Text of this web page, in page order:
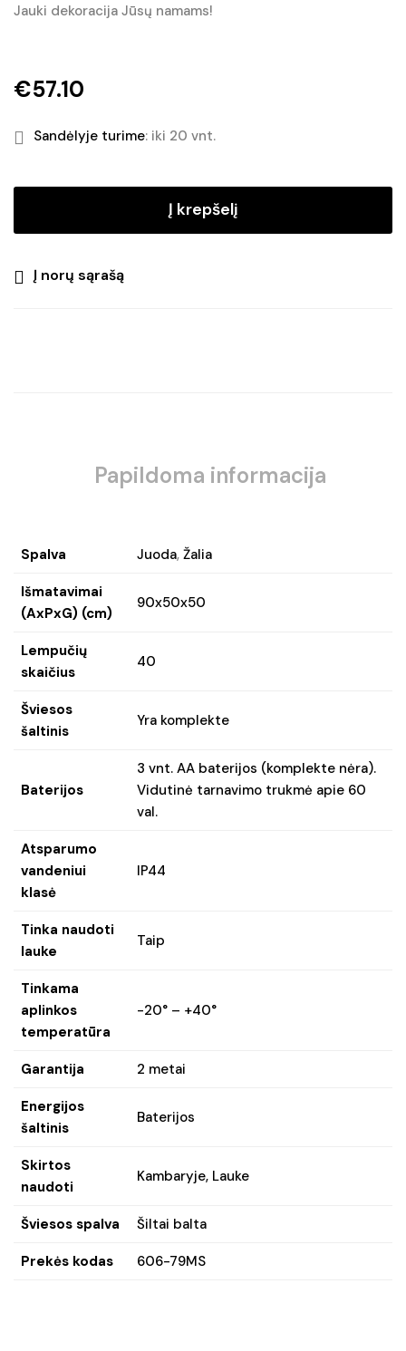
Jauki dekoracija Jūsų namams!
€57.10
Sandėlyje turime: iki 20 vnt.
Į krepšelį
Į norų sąrašą
Papildoma informacija
Spalva Juoda, Žalia
Išmatavimai
(AxPxG) (cm)
90x50x50
Lempučių
skaičius
40
Šviesos
šaltinis
Yra komplekte
Baterijos
3 vnt. AA baterijos (komplekte nėra).
Vidutinė tarnavimo trukmė apie 60
val.
Atsparumo
vandeniui
klasė
IP44
Tinka naudoti
lauke
Taip
Tinkama
aplinkos
temperatūra
-20° – +40°
Garantija 2 metai
Energijos
šaltinis
Baterijos
Skirtos
naudoti
Kambaryje, Lauke
Šviesos spalva Šiltai balta
Prekės kodas 606-79MS